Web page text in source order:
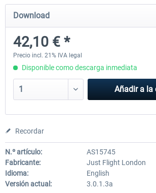
rkApps - FSRealistic Pro MSFS
33,88 € *
Download
42,10 € *
Precio incl. 21% IVA legal
Disponible como descarga inmediata
Añadir a la
Recordar
N.º artículo:
AS15745
Fabricante:
Just Flight London
Idioma:
English
Versión actual:
3.0.1.3a